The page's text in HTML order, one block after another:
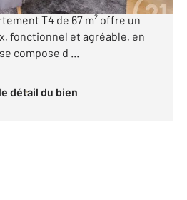
recherché de
T4 de 67 m² offre un
fonctionnel et agréable, en
compose d ...
le détail du bien